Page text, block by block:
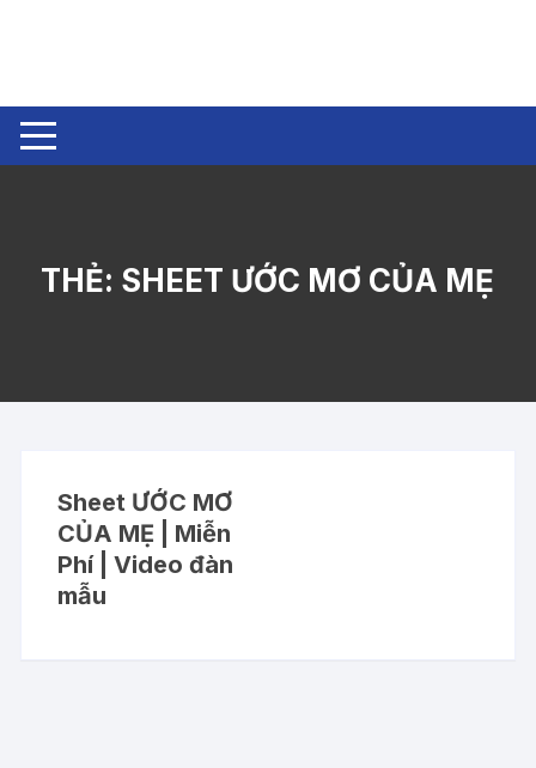
THẺ: SHEET ƯỚC MƠ CỦA MẸ
Sheet ƯỚC MƠ
CỦA MẸ | Miễn
Phí | Video đàn
mẫu